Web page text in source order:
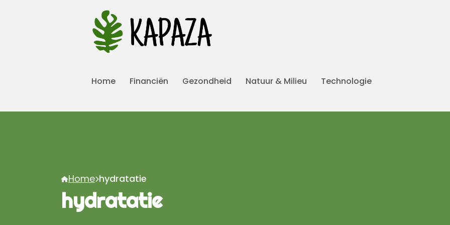
Home Financiën Gezondheid Natuur & Milieu Technologie
Home hydratatie
hydratatie